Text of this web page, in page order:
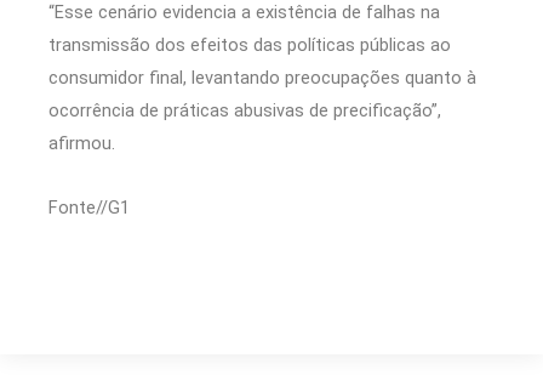
“Esse cenário evidencia a existência de falhas na
transmissão dos efeitos das políticas públicas ao
consumidor final, levantando preocupações quanto à
ocorrência de práticas abusivas de precificação”,
afirmou.
Fonte//G1